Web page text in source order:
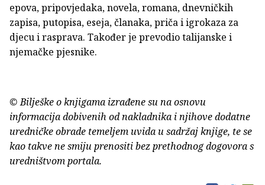
epova, pripovjedaka, novela, romana, dnevničkih
zapisa, putopisa, eseja, članaka, priča i igrokaza za
djecu i rasprava. Također je prevodio talijanske i
njemačke pjesnike.
© Bilješke o knjigama izrađene su na osnovu
informacija dobivenih od nakladnika i njihove dodatne
uredničke obrade temeljem uvida u sadržaj knjige, te se
kao takve ne smiju prenositi bez prethodnog dogovora s
uredništvom portala.